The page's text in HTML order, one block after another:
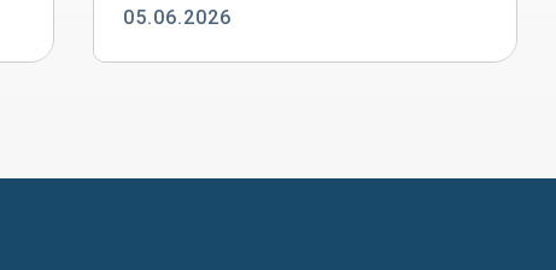
05.06.2026
ESRS